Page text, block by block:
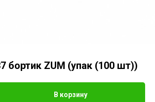
бортик ZUM (упак (100 шт))
В корзину